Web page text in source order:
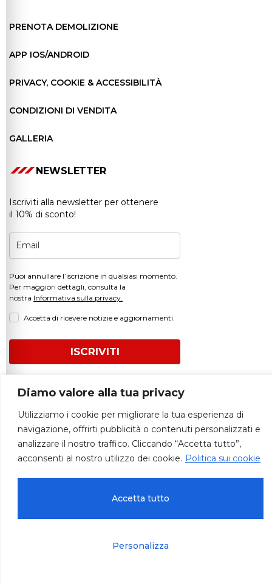
Diamo valore alla tua privacy
Utilizziamo i cookie per migliorare la tua esperienza di
navigazione, offrirti pubblicità o contenuti personalizzati e
analizzare il nostro traffico. Cliccando “Accetta tutto”,
acconsenti al nostro utilizzo dei cookie. Politica sui cookie
Personalizza
Accetta tutto
PRENOTA DEMOLIZIONE
APP IOS/ANDROID
PRIVACY, COOKIE & ACCESSIBILITÀ
CONDIZIONI DI VENDITA
GALLERIA
NEWSLETTER
Iscriviti alla newsletter per ottenere
il 10% di sconto!
Puoi annullare l’iscrizione in qualsiasi momento.
Per maggiori dettagli, consulta la
nostra Informativa sulla privacy.
Accetta di ricevere notizie e aggiornamenti.
ISCRIVITI
© 2026 – Autodemolizioni Paradiso